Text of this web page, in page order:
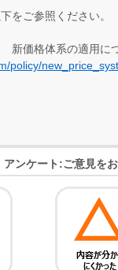
をご参照ください。
価格体系の適用に
policy/
アンケート:ご意見を